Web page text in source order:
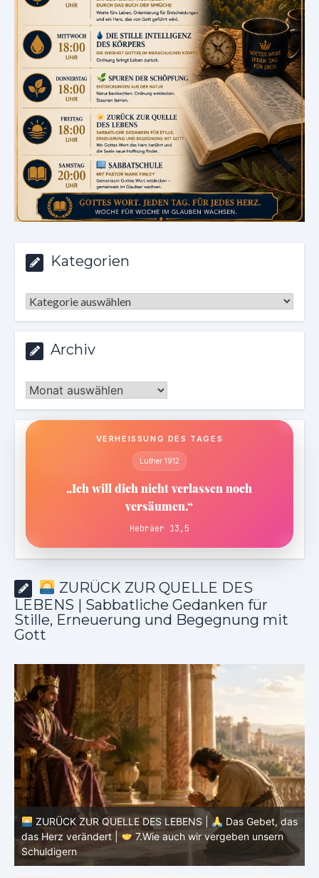
Kategorien
Kategorien
Archiv
Archiv
VERHEISSUNG DES TAGES
Luther 1912
„Ich will dich nicht verlassen noch
versäumen.“
Hebräer 13,5
ZURÜCK ZUR QUELLE DES
LEBENS | Sabbatliche Gedanken für
Stille, Erneuerung und Begegnung mit
Gott
ZURÜCK ZUR QUELLE DES LEBENS |
Das Gebet, das
das Herz verändert |
7.Wie auch wir vergeben unsern
Schuldigern